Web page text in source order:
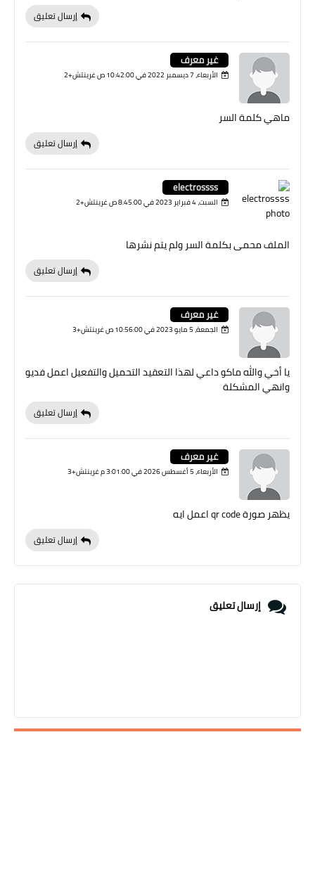
إرسال تعليق
غير معرف
الأربعاء، 7 ديسمبر 2022 في 10:42:00 ص غرينتش+2
ماهي كلمة السر
إرسال تعليق
electrossss
السبت، 4 فبراير 2023 في 8:45:00 ص غرينتش+2
الملف محمى بكلمة السر ولم يتم نشرها
إرسال تعليق
غير معرف
الجمعة، 5 مايو 2023 في 10:56:00 ص غرينتش+3
يا أخي والله ماكو داعي لهذا التعقيد التحميل والتفعيل اعمل فديو
وانهي المشكلة
إرسال تعليق
غير معرف
الأربعاء، 5 أغسطس 2026 في 3:01:00 م غرينتش+3
يظهر صورة qr code اعمل ايه
إرسال تعليق
إرسال تعليق